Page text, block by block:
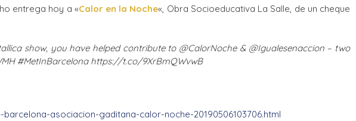
entrega hoy a «Calor en la Noche«, Obra Socioeducativa La Salle, de un cheque
show, you have helped contribute to @CalorNoche & @Igualesenaccion – two
#MetInBarcelona https://t.co/9XrBmQWvwB
asociacion-gaditana-calor-noche-20190506103706.html